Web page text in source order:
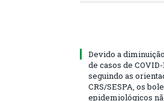
Devido a
de casos de COVID-
seguindo as
CRS/SESPA, os
epidemiológicos